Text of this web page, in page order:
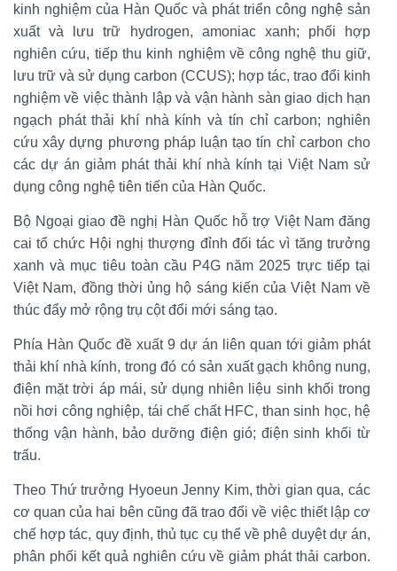
kinh nghiệm của Hàn Quốc và phát triển công nghệ sản
xuất và lưu trữ hydrogen, amoniac xanh; phối hợp
nghiên cứu, tiếp thu kinh nghiệm về công nghệ thu giữ,
lưu trữ và sử dụng carbon (CCUS); hợp tác, trao đổi kinh
nghiệm về việc thành lập và vận hành sàn giao dịch hạn
ngạch phát thải khí nhà kính và tín chỉ carbon; nghiên
cứu xây dựng phương pháp luận tạo tín chỉ carbon cho
các dự án giảm phát thải khí nhà kính tại Việt Nam sử
dụng công nghệ tiên tiến của Hàn Quốc.
Bộ Ngoại giao đề nghị Hàn Quốc hỗ trợ Việt Nam đăng
cai tổ chức Hội nghị thượng đỉnh đối tác vì tăng trưởng
xanh và mục tiêu toàn cầu P4G năm 2025 trực tiếp tại
Việt Nam, đồng thời ủng hộ sáng kiến của Việt Nam về
thúc đẩy mở rộng trụ cột đổi mới sáng tạo.
Phía Hàn Quốc đề xuất 9 dự án liên quan tới giảm phát
thải khí nhà kính, trong đó có sản xuất gạch không nung,
điện mặt trời áp mái, sử dụng nhiên liệu sinh khối trong
nồi hơi công nghiệp, tái chế chất HFC, than sinh học, hệ
thống vận hành, bảo dưỡng điện gió; điện sinh khối từ
trấu.
Theo Thứ trưởng Hyoeun Jenny Kim, thời gian qua, các
cơ quan của hai bên cũng đã trao đổi về việc thiết lập cơ
chế hợp tác, quy định, thủ tục cụ thể về phê duyệt dự án,
phân phối kết quả nghiên cứu về giảm phát thải carbon.